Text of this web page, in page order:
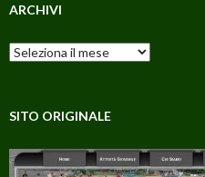
ARCHIVI
Archivi
SITO ORIGINALE